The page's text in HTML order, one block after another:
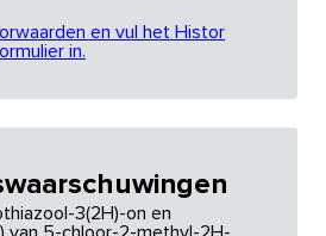
en vul het Histor
in.
3(2H)-on en
van 5-chloor-2-methyl-2H-